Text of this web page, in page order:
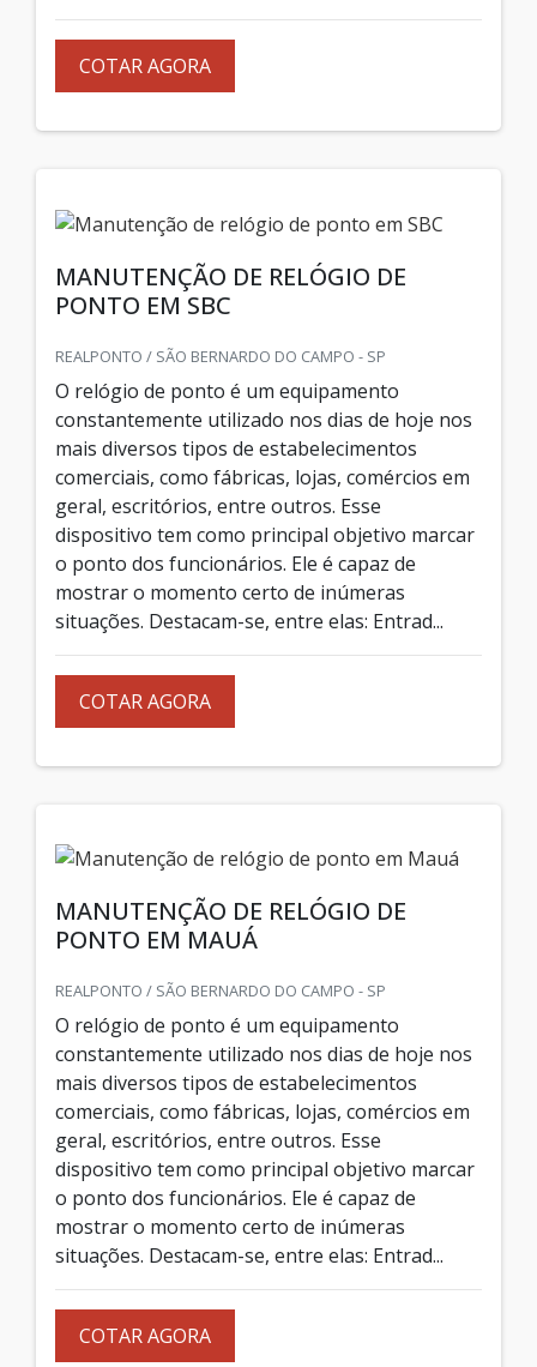
COTAR AGORA
MANUTENÇÃO DE RELÓGIO DE
PONTO EM SBC
REALPONTO / SÃO BERNARDO DO CAMPO - SP
O relógio de ponto é um equipamento
constantemente utilizado nos dias de hoje nos
mais diversos tipos de estabelecimentos
comerciais, como fábricas, lojas, comércios em
geral, escritórios, entre outros. Esse
dispositivo tem como principal objetivo marcar
o ponto dos funcionários. Ele é capaz de
mostrar o momento certo de inúmeras
situações. Destacam-se, entre elas: Entrad...
COTAR AGORA
MANUTENÇÃO DE RELÓGIO DE
PONTO EM MAUÁ
REALPONTO / SÃO BERNARDO DO CAMPO - SP
O relógio de ponto é um equipamento
constantemente utilizado nos dias de hoje nos
mais diversos tipos de estabelecimentos
comerciais, como fábricas, lojas, comércios em
geral, escritórios, entre outros. Esse
dispositivo tem como principal objetivo marcar
o ponto dos funcionários. Ele é capaz de
mostrar o momento certo de inúmeras
situações. Destacam-se, entre elas: Entrad...
COTAR AGORA